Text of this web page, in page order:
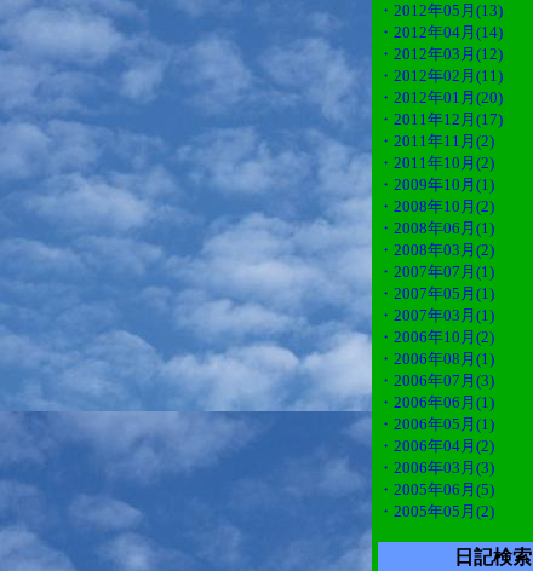
・2012年05月(13)
・2012年04月(14)
・2012年03月(12)
・2012年02月(11)
・2012年01月(20)
・2011年12月(17)
・2011年11月(2)
・2011年10月(2)
・2009年10月(1)
・2008年10月(2)
・2008年06月(1)
・2008年03月(2)
・2007年07月(1)
・2007年05月(1)
・2007年03月(1)
・2006年10月(2)
・2006年08月(1)
・2006年07月(3)
・2006年06月(1)
・2006年05月(1)
・2006年04月(2)
・2006年03月(3)
・2005年06月(5)
・2005年05月(2)
日記検索